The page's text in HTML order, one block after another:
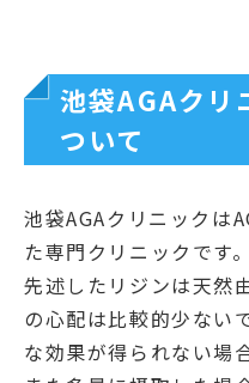
池袋AGAクリ
ついて
池袋AGAクリニックは
た専門クリニックです。
先述したリジンは天然
の心配は比較的少ない
な効果が得られない場